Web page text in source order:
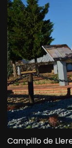
Campillo de